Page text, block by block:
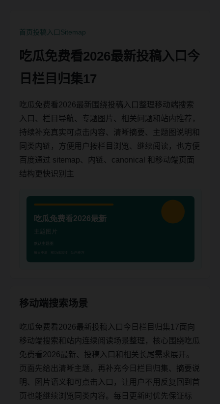
首页投稿入口Sitemap
吃瓜免费看2026最新投稿入口今
日栏目归集17
吃瓜免费看2026最新围绕投稿入口整理移动端搜索
入口、栏目导航、专题图片、相关问题和站内推荐，
持续补充真实可点击内容、清晰摘要、主题图说明和
同类内链，方便用户按栏目浏览、继续阅读，也方便
百度通过 sitemap、内链、canonical 和移动端页面
结构更快识别主
移动端搜索场景
吃瓜免费看2026最新投稿入口今日栏目归集17面向
移动端搜索和站内连续阅读场景整理，核心围绕吃瓜
免费看2026最新、投稿入口和相关长尾需求展开。
页面先给出清晰主题，再补充今日栏目归集、摘要说
明、图片语义和可点击入口，让用户不用反复回到首
页也能继续浏览同类内容。每日更新时优先保证标